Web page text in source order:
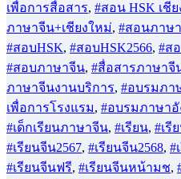
เพื่อการสื่อสาร, #สอน HSK เชี
ภาษาจีน+เชียงใหม่, #สอนภาษ
#สอบHSK, #สอบHSK2566, #ส
#สอบภาษาจีน, #สื่อสารภาษาจี
ภาษาจีนงานบริการ, #อบรมภา
เพื่อการโรงแรม, #อบรมภาษาอั
#เด็กเรียนภาษาจีน, #เรียน, #เรี
#เรียนจีน2567, #เรียนจีน2568, #
#เรียนจีนฟรี, #เรียนจีนหน้ามช,